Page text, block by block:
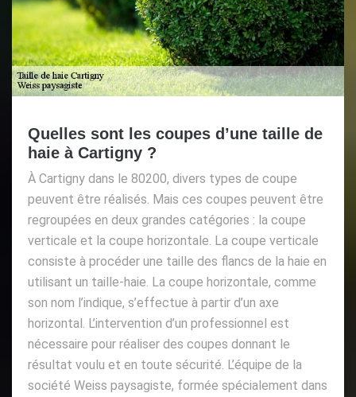
Quelles sont les coupes d’une taille de
haie à Cartigny ?
À Cartigny dans le 80200, divers types de coupe
peuvent être réalisés. Mais ces coupes peuvent être
regroupées en deux grandes catégories : la coupe
verticale et la coupe horizontale. La coupe verticale
consiste à procéder une taille des flancs de la haie en
utilisant un taille-haie. La coupe horizontale, comme
son nom l’indique, s’effectue à partir d’un axe
horizontal. L’intervention d’un professionnel est
nécessaire pour réaliser des coupes donnant le
résultat voulu et en toute sécurité. L’équipe de la
société Weiss paysagiste, formée spécialement dans